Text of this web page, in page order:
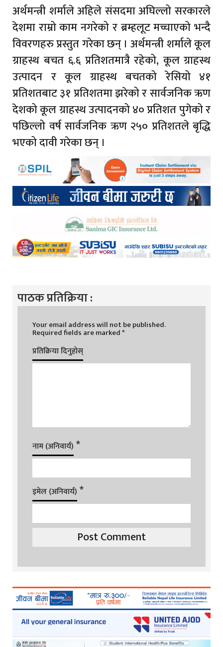
अर्थमन्त्री शर्माले अहिले संसदमा अघिल्लो सरकारले
देशमा राम्रो काम नगरेको र ब्रम्हलूट मच्चाएको भन्दै
विवरणहरु प्रस्तुत गरेका छन् । अर्थमन्त्री शर्माले कूल
ग्राहस्थ बचत ६.६ प्रतिशतमात्रै रहेको, कूल ग्राहस्थ
उत्पादन र कूल ग्राहस्थ बचतको रेसियो ४१
प्रतिशतबाट ३१ प्रतिशतमा झरेको र सार्वजनिक ऋण
देशको कूल ग्राहस्थ उत्पादनको ४० प्रतिशत पुगेको र
पछिल्लो वर्ष सार्वजनिक ऋण २५० प्रतिशतले बृद्धि
भएको दावी गरेका छन् ।
पाठक प्रतिक्रिया :
Your email address will not be published.
Required fields are marked*
प्रतिक्रिया दिनुहोस्
नाम (अनिवार्य) *
इमेल (अनिवार्य) *